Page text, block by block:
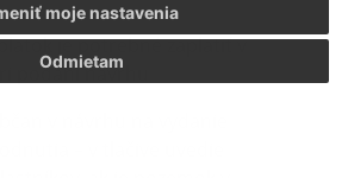
Odmietam
moje nastavenia
je potrebné zaplatiť v
podaní návrhu